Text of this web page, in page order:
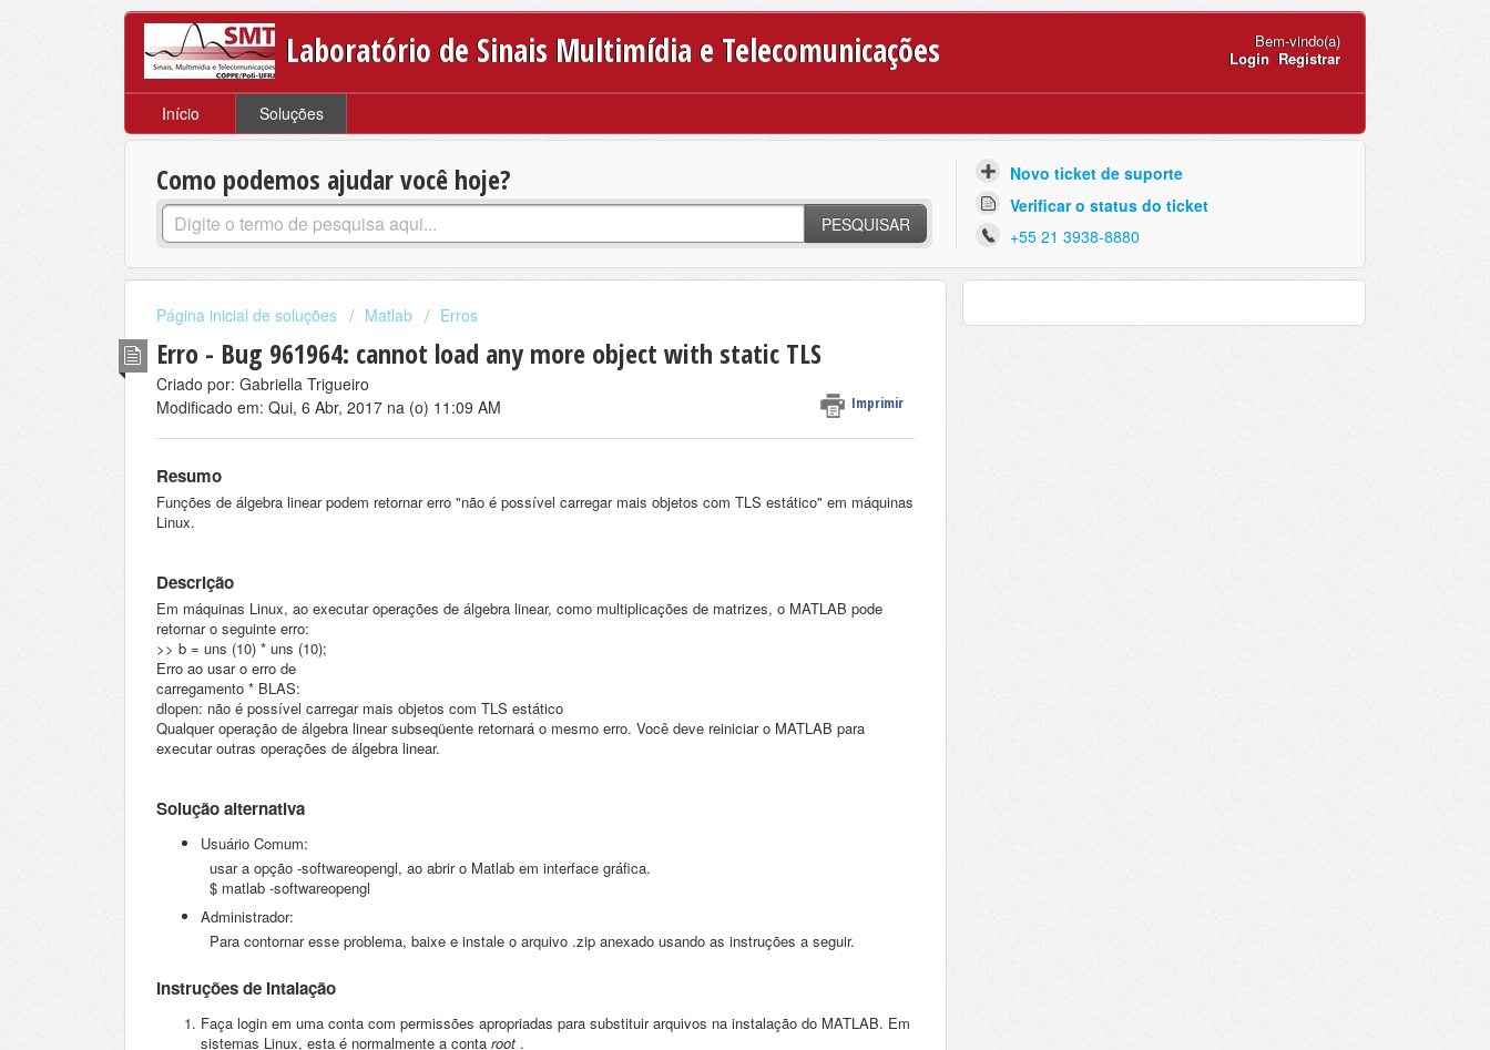
Laboratório de Sinais Multimídia e Telecomunicações
Bem-vindo(a)
Login Registrar
Início Soluções
Como podemos ajudar você hoje?
PESQUISAR
Novo ticket de suporte
Verificar o status do ticket
+55 21 3938-8880
Página inicial de soluções Matlab Erros
Erro - Bug 961964: cannot load any more object with static TLS
Imprimir
Criado por: Gabriella Trigueiro
Modificado em: Qui, 6 Abr, 2017 na (o) 11:09 AM
Resumo
Funções de álgebra linear podem retornar erro "não é possível carregar mais objetos com TLS estático" em máquinas
Linux.
Descrição
Em máquinas Linux, ao executar operações de álgebra linear, como multiplicações de matrizes, o MATLAB pode
retornar o seguinte erro:
>> b = uns (10) * uns (10);
Erro ao usar o erro de
carregamento * BLAS:
dlopen: não é possível carregar mais objetos com TLS estático
Qualquer operação de álgebra linear subseqüente retornará o mesmo erro. Você deve reiniciar o MATLAB para
executar outras operações de álgebra linear.
Solução alternativa
Usuário Comum:
usar a opção -softwareopengl, ao abrir o Matlab em interface gráfica.
$ matlab -softwareopengl
Administrador:
Para contornaresse problema, baixe e instale o arquivo .zip anexado usando as instruções a seguir.
Instruções de Intalação
Faça login em uma conta com permissões apropriadas para substituir arquivos na instalação do MATLAB. Em
sistemas Linux, esta é normalmente a conta root .